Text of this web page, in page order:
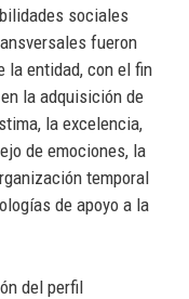
sociales
fueron
la entidad, con el fin
la adquisición de
la excelencia,
de emociones, la
temporal
de apoyo a la
del perfil